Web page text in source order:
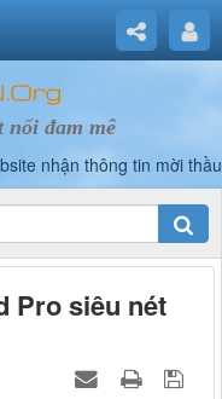
nối đam mê
Pro siêu nét